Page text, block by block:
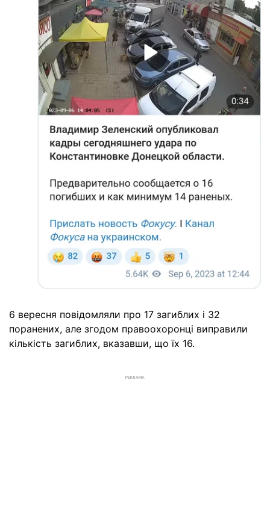
6 вересня повідомляли про 17 загиблих і 32
поранених, але згодом правоохоронці виправили
кількість загиблих, вказавши, що їх 16.
РЕКЛАМА